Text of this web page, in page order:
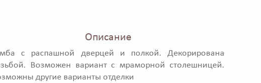
Описание
с распашной дверцей и полкой. Декорирована
Возможен вариант с мраморной столешницей.
другие варианты отделки